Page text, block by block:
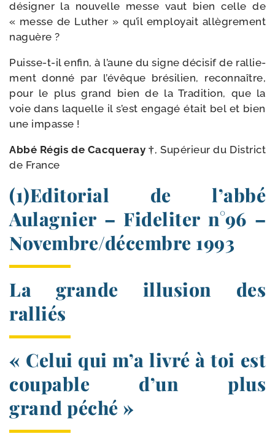
dési­gner la nou­velle messe vaut bien celle de
« messe de Luther » qu’il employait allè­gre­ment
naguère ?
Puisse-​t-​il enfin, à l’aune du signe déci­sif de ral­lie­
ment don­né par l’évêque bré­si­lien, recon­naître,
pour le plus grand bien de la Tradition, que la
voie dans laquelle il s’est enga­gé était bel et bien
une impasse !
Abbé Régis de Cacqueray †, Supérieur du District
de France
(1)Editorial de l’abbé
Aulagnier – Fideliter n°96 –
Novembre/​décembre 1993
La grande illusion des
ralliés
« Celui qui m’a livré à toi est
coupable d’un plus
grand péché »